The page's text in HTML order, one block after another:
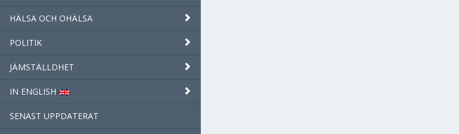
HÄLSA OCH OHÄLSA
POLITIK
JÄMSTÄLLDHET
IN ENGLISH
SENAST UPPDATERAT